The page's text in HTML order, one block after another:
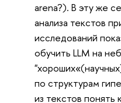
arena?). В эту же
анализа текстов
исследований
обучить LLM на
по структурам
из текстов понять